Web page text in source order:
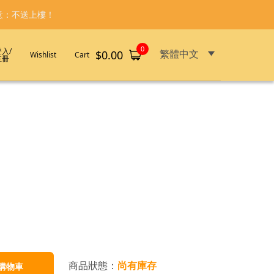
入/
冊 Wishlist Cart $0.00 0 繁體中文
物車 商品狀態： 尚有庫存
不送上樓！